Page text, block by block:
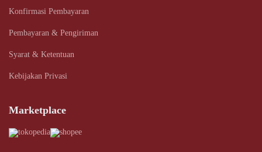
Konfirmasi Pembayaran
Pembayaran & Pengiriman
Syarat & Ketentuan
Kebijakan Privasi
Marketplace